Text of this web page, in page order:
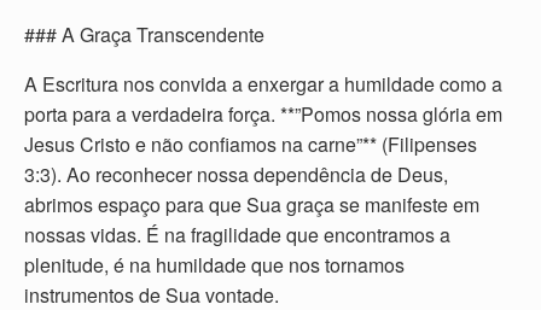
### A Graça Transcendente
A Escritura nos convida a enxergar a humildade como a
porta para a verdadeira força. **”Pomos nossa glória em
Jesus Cristo e não confiamos na carne”** (Filipenses
3:3). Ao reconhecer nossa dependência de Deus,
abrimos espaço para que Sua graça se manifeste em
nossas vidas. É na fragilidade que encontramos a
plenitude, é na humildade que nos tornamos
instrumentos de Sua vontade.